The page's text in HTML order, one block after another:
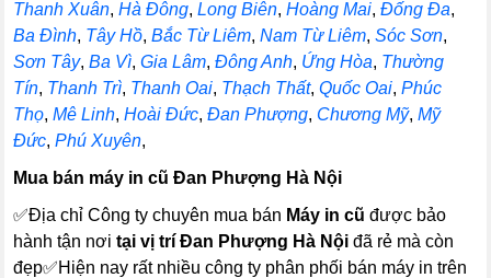
Thanh Xuân,Hà Đông,Long Biên,Hoàng Mai,Đống Đa,
Ba Đình, Tây Hồ,Bắc Từ Liêm,Nam Từ Liêm,Sóc Sơn,
Sơn Tây,Ba Vì,Gia Lâm,Đông Anh, Ứng Hòa, Thường
Tín, Thanh Trì, Thanh Oai, Thạch Thất,Quốc Oai,Phúc
Thọ,Mê Linh,Hoài Đức,Đan Phượng, Chương Mỹ,Mỹ
Đức,Phú Xuyên,
Mua bán máy in cũ Đan Phượng Hà Nội
✅Địa chỉ Công ty chuyên mua bán Máy in cũđược bảo
hành tận nơi tại vị trí Đan Phượng Hà Nội đã rẻ mà còn
đẹp✅Hiện nay rất nhiều công ty phân phối bán máy in trên